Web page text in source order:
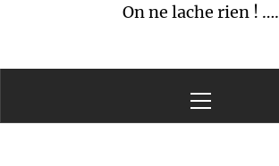
On ne lache rien ! ….
principal